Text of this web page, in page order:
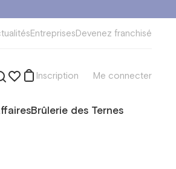
EntreprisesDevenez franchisé
Inscription Me connecter
Brûlerie des Ternes